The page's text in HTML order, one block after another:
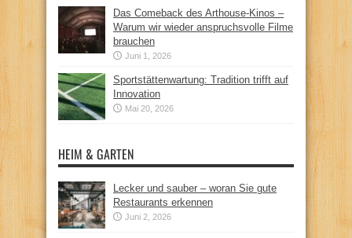
Das Comeback des Arthouse-Kinos –
Warum wir wieder anspruchsvolle Filme
brauchen
Juni 1, 2026
Sportstättenwartung: Tradition trifft auf
Innovation
Mai 20, 2026
HEIM & GARTEN
Lecker und sauber – woran Sie gute
Restaurants erkennen
Juni 2, 2026